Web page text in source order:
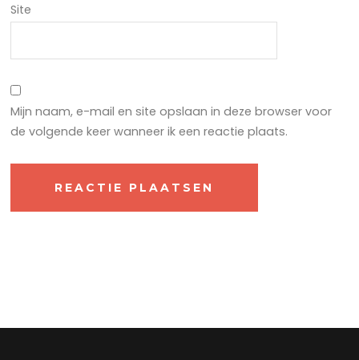
Site
Mijn naam, e-mail en site opslaan in deze browser voor
de volgende keer wanneer ik een reactie plaats.